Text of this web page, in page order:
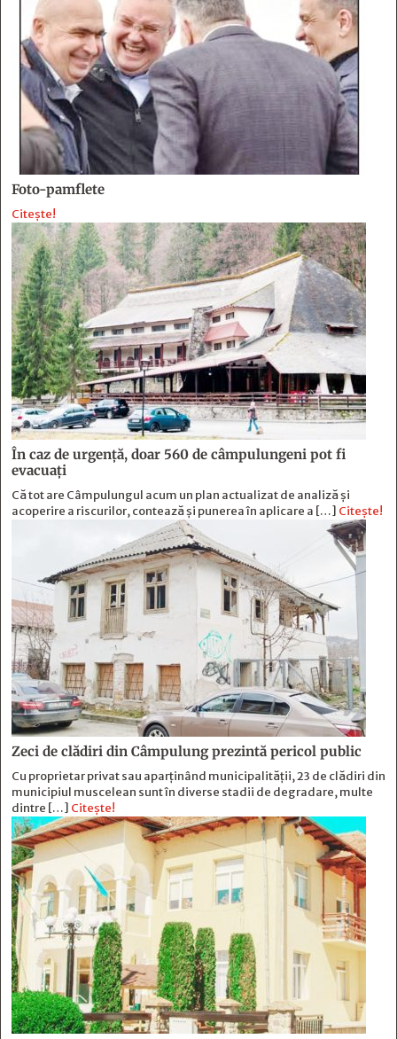
Foto-pamflete
Citește!
În caz de urgență, doar 560 de câmpulungeni pot fi
evacuați
Că tot are Câmpulungul acum un plan actualizat de analiză și
acoperire a riscurilor, contează și punerea în aplicare a […] Citește!
Zeci de clădiri din Câmpulung prezintă pericol public
Cu proprietar privat sau aparținând municipalității, 23 de clădiri din
municipiul muscelean sunt în diverse stadii de degradare, multe
dintre […] Citește!